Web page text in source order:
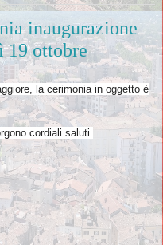
inaugurazione
19 ottobre
la cerimonia in oggetto è
cordiali saluti.